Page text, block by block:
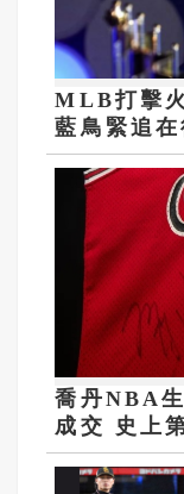
MLB打擊
藍鳥緊追在
喬丹NBA
成交 史上